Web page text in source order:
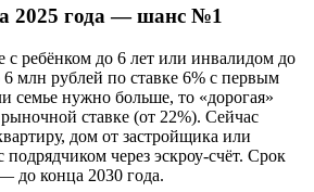
2025 года — шанс №1
с ребёнком до 6 лет или инвалидом до
6 млн рублей по ставке 6% с первым
семье нужно больше, то «дорогая»
ставке (от 22%). Сейчас
дом от застройщика или
подрядчиком через эскроу-счёт. Срок
до конца 2030 года.